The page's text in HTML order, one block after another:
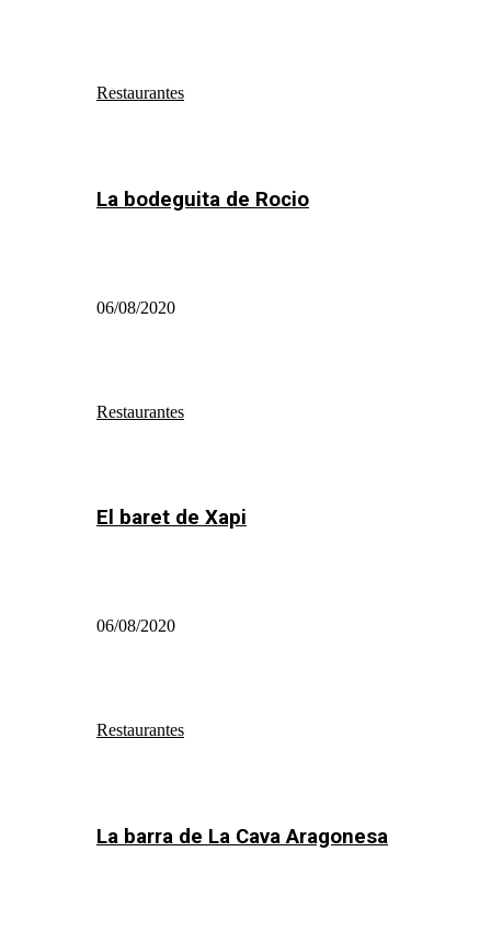
Restaurantes
La bodeguita de Rocio
06/08/2020
Restaurantes
El baret de Xapi
06/08/2020
Restaurantes
La barra de La Cava Aragonesa